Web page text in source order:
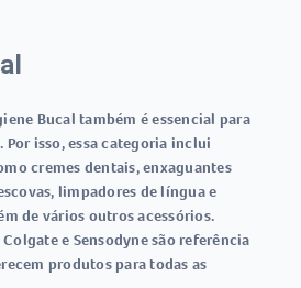
Bucal também é essencial para
Por isso, essa categoria inclui
cremes dentais, enxaguantes
limpadores de língua e
de vários outros acessórios.
e Sensodyne são referência
produtos para todas as